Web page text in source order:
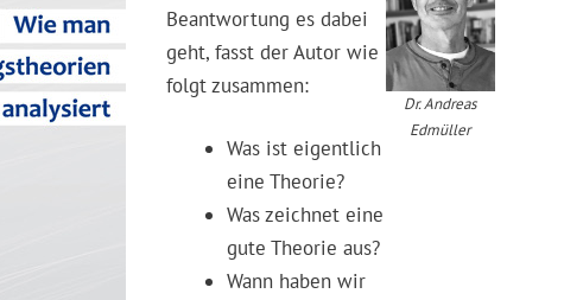
Beantwortung es dabei
geht, fasst der Autor wie
folgt zusammen:
Was ist eigentlich
eine Theorie?
Was zeichnet eine
gute Theorie aus?
Wann haben wir
Dr. Andreas
Edmüller